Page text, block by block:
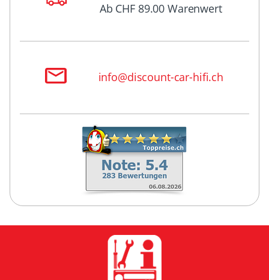
Ab CHF 89.00 Warenwert
info@discount-car-hifi.ch